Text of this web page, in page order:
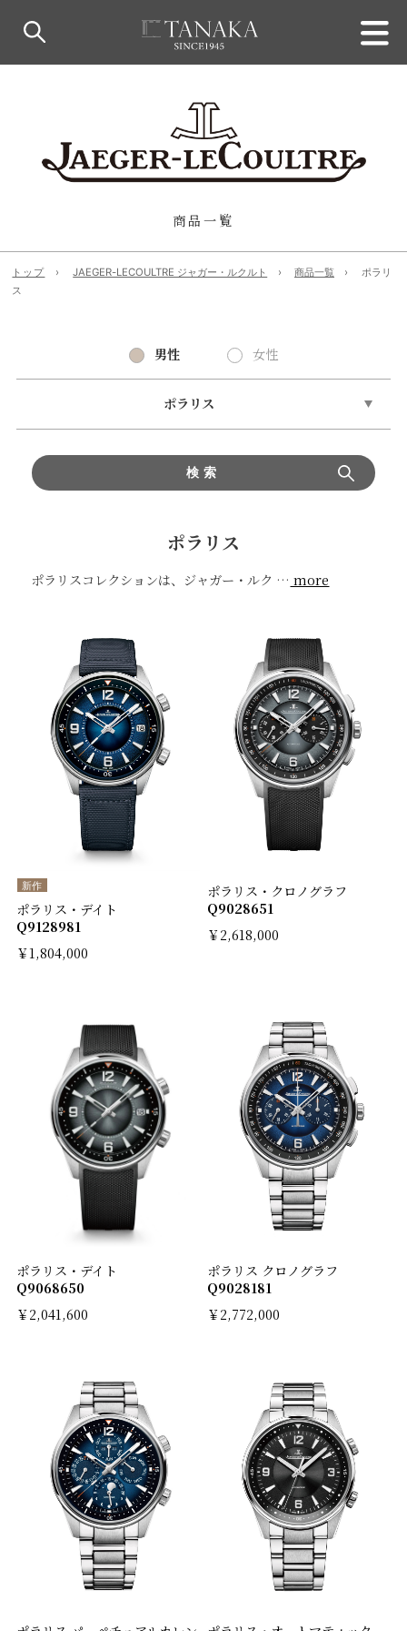
商品一覧
トップ JAEGER-LECOULTRE ジャガー・ルクルト 商品一覧
ポラリ
ス
男性 女性
ポラリス
検索
ポラリス
ポラリスコレクションは、ジャガー・ルク … more
新作
ポラリス・デイト
Q9128981
￥1,804,000
ポラリス・クロノグラフ
Q9028651
￥2,618,000
ポラリス・デイト
Q9068650
￥2,041,600
ポラリス クロノグラフ
Q9028181
￥2,772,000